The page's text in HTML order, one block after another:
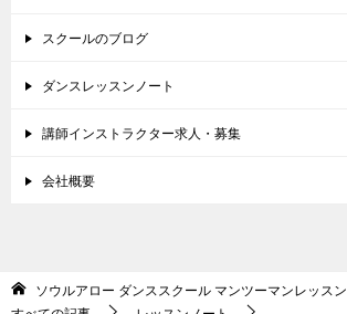
スクールのブログ
ダンスレッスンノート
講師インストラクター求人・募集
会社概要
ソウルアロー ダンススクール マンツーマンレッスン